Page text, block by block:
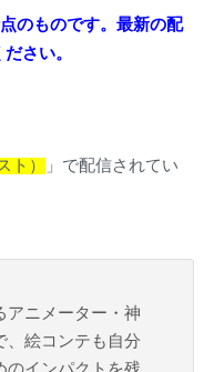
のものです。最新の配
さい。
ト）
」で配信されてい
アニメーター・神
、絵コンテも自分